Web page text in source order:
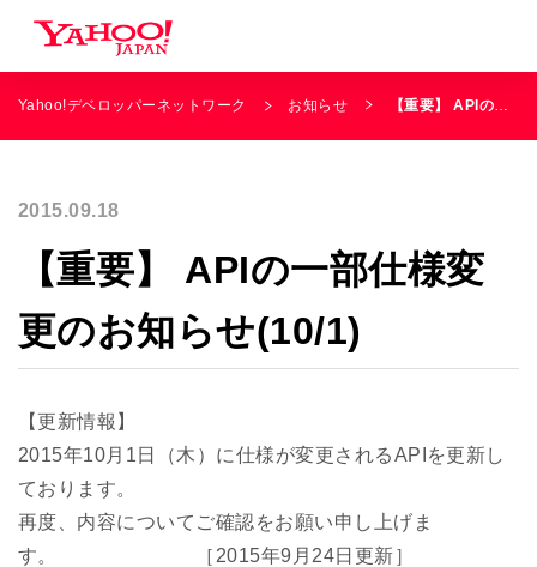
Yahoo!デベロッパーネットワーク お知らせ 【重要】 APIの一部仕様変更のお知らせ(10/1)
2015.09.18
【重要】 APIの一部仕様変
更のお知らせ(10/1)
【更新情報】
2015年10月1日（木）に仕様が変更されるAPIを更新し
ております。
再度、内容についてご確認をお願い申し上げま
す。 ［2015年9月24日更新］